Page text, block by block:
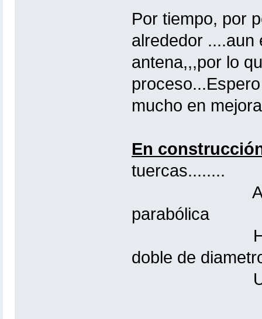
Por tiempo, por
alrededor ....aun
antena,,,por lo
mucho en
En
tuercas........
Aumentar
parabólica
Hacer un
doble de
Unir 2